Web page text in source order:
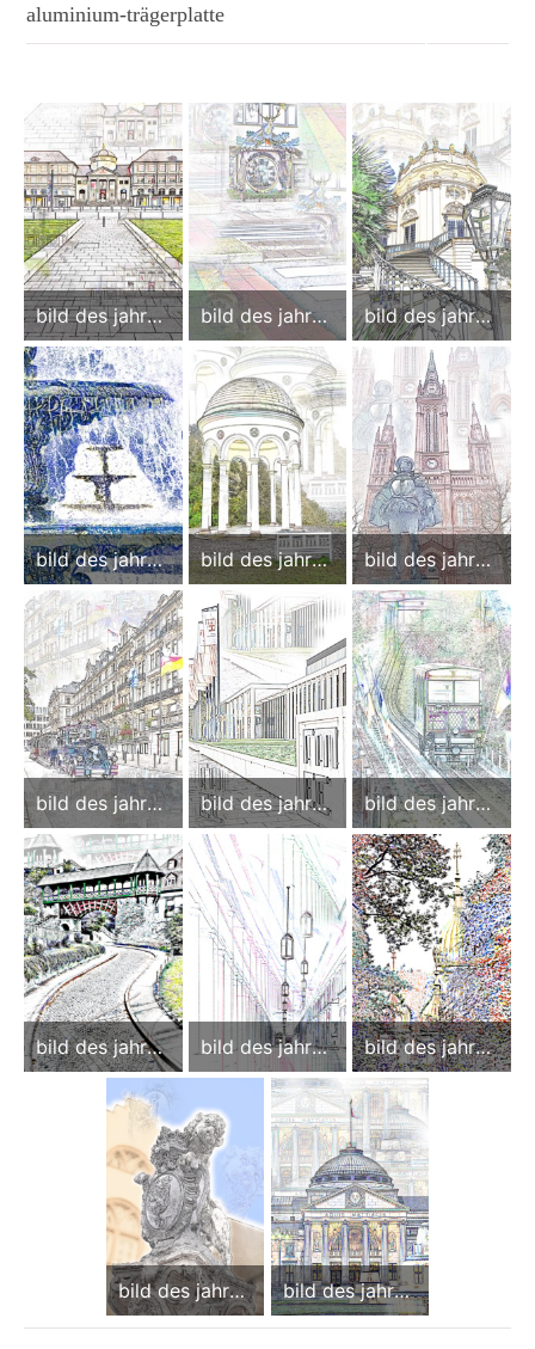
aluminium-trägerplatte
bild des jahres
2025
bild des jahres
2024
bild des jahres
2023
bild des jahres
2022
bild des jahres
2021
bild des jahres
2020
bild des jahres
2019
bild des jahres
2018
bild des jahres
2017
bild des jahres
2016
bild des jahres
2015(photo
art - limitierte
edition) 50
(+2)
14 x 21 cm
direktdruck
auf aluminum-
trägerplatte
bild des jahres
2015
theaterkolonn
bild des jahres
2014
bild des jahres
2013
bild des jahres
2012